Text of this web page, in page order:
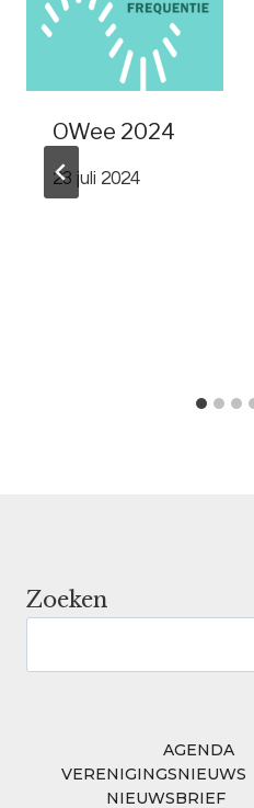
OWee 2024
23 juli 2024
Zoeken
AGENDA
VERENIGINGSNIEUWS
NIEUWSBRIEF